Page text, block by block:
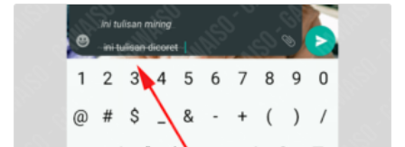
kepada Anda mengenai cara mudah dan cepat untuk
mengirim pesan WhatsApp tanpa harus menyimpan
nomor telepon terlebih dahulu. Cara Mengirim Pesan
WhatsApp …